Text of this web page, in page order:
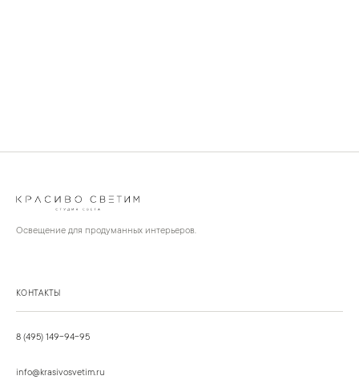
Освещение для продуманных интерьеров.
КОНТАКТЫ
8 (495) 149-94-95
info@krasivosvetim.ru